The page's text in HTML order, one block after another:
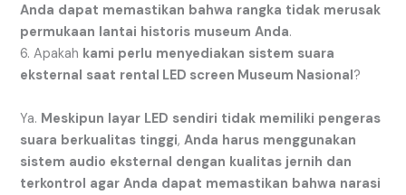
Anda dapat memastikan bahwa rangka tidak merusak
permukaan lantai historis museum Anda.
6. Apakah kami perlu menyediakan sistem suara
eksternal saat rental LED screen Museum Nasional?
Ya. Meskipun layar LED sendiri tidak memiliki pengeras
suara berkualitas tinggi,Anda harus menggunakan
sistem audio eksternal dengan kualitas jernih dan
terkontrol agar Anda dapat memastikan bahwa narasi